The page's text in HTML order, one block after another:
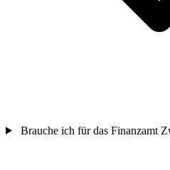
Brauche ich für das Finanzamt